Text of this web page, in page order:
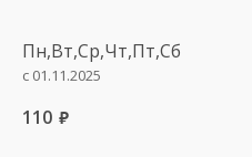
Пн,Вт,Ср,Чт,Пт,Сб
с 01.11.2025
110 руб.